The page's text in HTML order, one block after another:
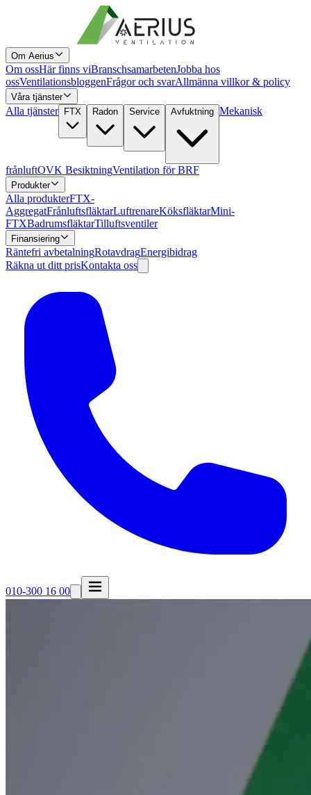
Om Aerius
Om ossHär finns viBranschsamarbetenJobba hos
ossVentilationsbloggenFrågor och svarAllmänna villkor & policy
Våra tjänster
Alla tjänster FTX Radon Service Avfuktning Mekanisk
frånluftOVK BesiktningVentilation för BRF
Produkter
Alla produkterFTX-
AggregatFrånluftsfläktarLuftrenareKöksfläktarMini-
FTXBadrumsfläktarTilluftsventiler
Finansiering
Räntefri avbetalningRotavdragEnergibidrag
Räkna ut ditt prisKontakta oss
010-300 16 00